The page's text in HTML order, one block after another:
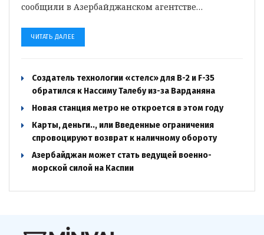
сообщили в Азербайджанском агентстве…
ЧИТАТЬ ДАЛЕЕ
Создатель технологии «стелс» для B-2 и F-35
обратился к Нассиму Талебу из-за Варданяна
Новая станция метро не откроется в этом году
Карты, деньги.., или Введенные ограничения
спровоцируют возврат к наличному обороту
Азербайджан может стать ведущей военно-
морской силой на Каспии